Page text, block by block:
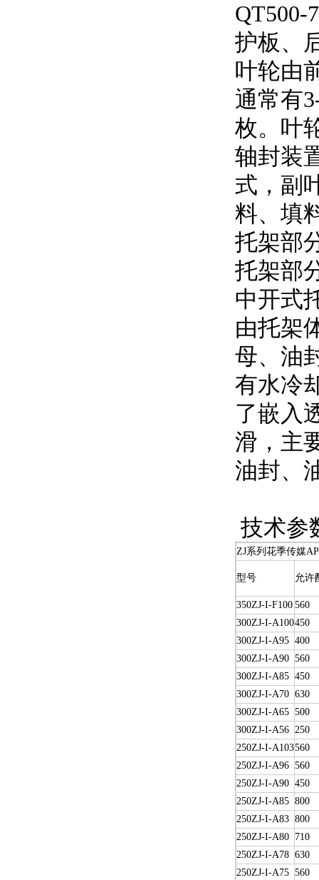
QT500-
护板、
叶轮由前
通常有
枚。
轴封装置
式，
料、
托架
托架部
中开式
由托架体
母、
有水冷却
了嵌入
滑，主
油封、
技术参
ZJ系列花季传媒
型号 允许
350ZJ-I-F100 560
300ZJ-I-A100450
300ZJ-I-A95 400
300ZJ-I-A90 560
300ZJ-I-A85 450
300ZJ-I-A70 630
300ZJ-I-A65 500
300ZJ-I-A56 250
250ZJ-I-A103560
250ZJ-I-A96 560
250ZJ-I-A90 450
250ZJ-I-A85 800
250ZJ-I-A83 800
250ZJ-I-A80 710
250ZJ-I-A78 630
250ZJ-I-A75 560